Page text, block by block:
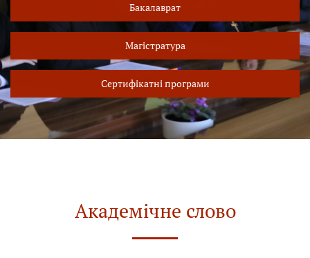
Бакалаврат
Магістратура
Сертифікатні програми
Академічне слово